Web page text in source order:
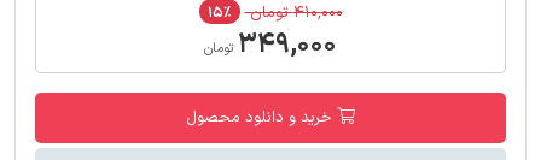
۴۱۰,۰۰۰ تومان ۱۵٪
۳۴۹,۰۰۰ تومان
خرید و دانلود محصول